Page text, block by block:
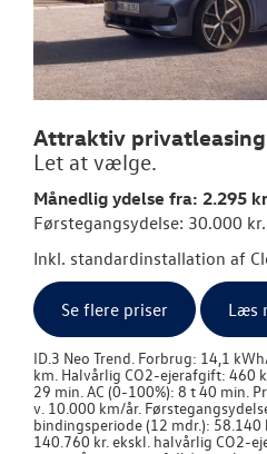
Attraktiv privatleasing
Let at vælge.
Månedlig ydelse fra: 2.295
Førstegangsydelse: 30.000 kr.
Inkl. standardinstallation af
Se flere priser Læs
ID.3 Neo Trend. Forbrug: 14,1
km. Halvårlig CO2-ejerafgift: 460
29 min. AC (0-100%): 8 t 40 min.
v. 10.000 km/år.
bindingsperiode (12 mdr.):
140.760 kr. ekskl. halvårlig CO2-